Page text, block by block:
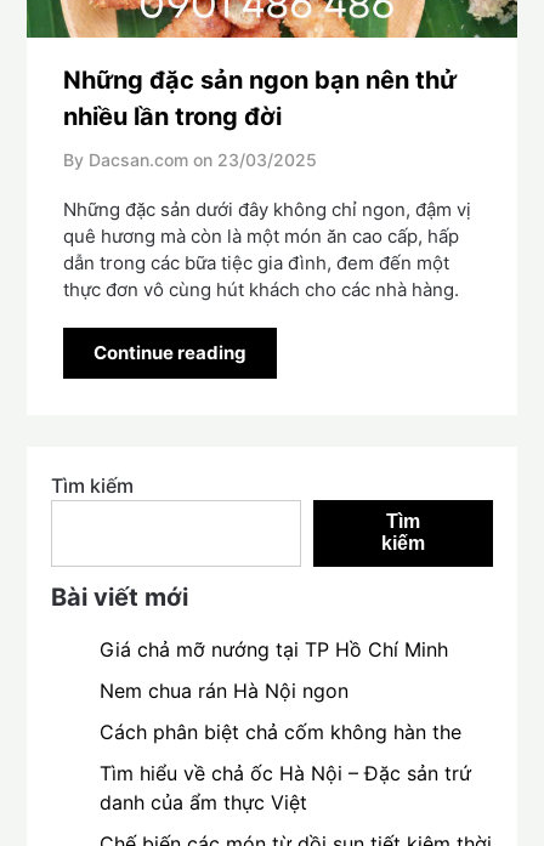
Những đặc sản ngon bạn nên thử
nhiều lần trong đời
By Dacsan.com on 23/03/2025
Những đặc sản dưới đây không chỉ ngon, đậm vị
quê hương mà còn là một món ăn cao cấp, hấp
dẫn trong các bữa tiệc gia đình, đem đến một
thực đơn vô cùng hút khách cho các nhà hàng.
Continue reading
Tìm kiếm
Tìm
kiếm
Bài viết mới
Giá chả mỡ nướng tại TP Hồ Chí Minh
Nem chua rán Hà Nội ngon
Cách phân biệt chả cốm không hàn the
Tìm hiểu về chả ốc Hà Nội – Đặc sản trứ
danh của ẩm thực Việt